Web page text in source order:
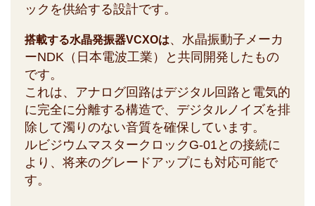
ックを供給する設計です。
搭載する水晶発振器VCXOは、水晶振動子メーカ
ーNDK（日本電波工業）と共同開発したもの
です。
これは、アナログ回路はデジタル回路と電気的
に完全に分離する構造で、デジタルノイズを排
除して濁りのない音質を確保しています。
ルビジウムマスタークロックG-01との接続に
より、将来のグレードアップにも対応可能で
す。